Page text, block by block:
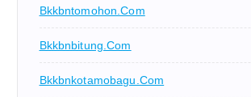
Bkkbntomohon.com
Bkkbnbitung.com
Bkkbnkotamobagu.com